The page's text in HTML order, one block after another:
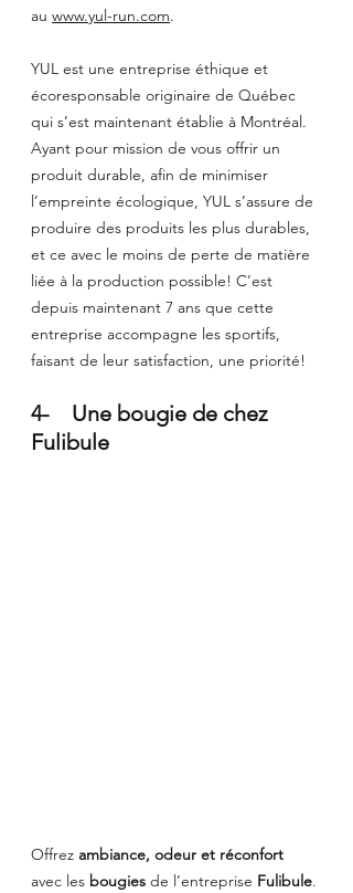
au www.yul-run.com.
YUL est une entreprise éthique et
écoresponsable originaire de Québec
qui s’est maintenant établie à Montréal.
Ayant pour mission de vous offrir un
produit durable, afin de minimiser
l’empreinte écologique, YUL s’assure de
produire des produits les plus durables,
et ce avec le moins de perte de matière
liée à la production possible! C’est
depuis maintenant 7 ans que cette
entreprise accompagne les sportifs,
faisant de leur satisfaction, une priorité!
4-    Une bougie de chez
Fulibule
Offrez ambiance, odeur et réconfort
avec les bougies de l’entreprise Fulibule.